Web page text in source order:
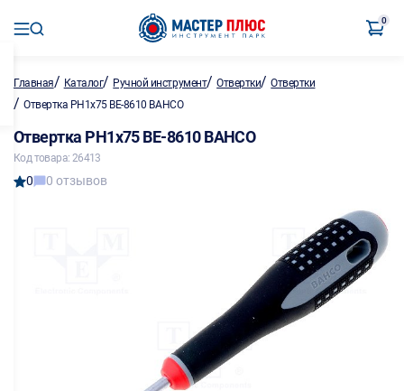
0
Главная/ Каталог/ Ручной инструмент/Отвертки/Отвертки
/ Отвертка PH1х75 BE-8610 BAHCO
Отвертка PH1х75 BE-8610 BAHCO
Код товара: 26413
0 0 отзывов